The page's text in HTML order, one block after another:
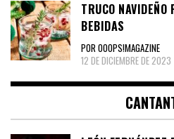
TRUCO NAVIDEÑO
BEBIDAS
POR OOOPS!MAGAZINE
12 DE DICIEMBRE DE 2023